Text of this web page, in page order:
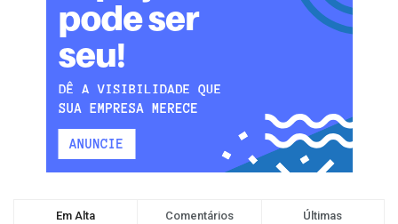
Em Alta Comentários Últimas